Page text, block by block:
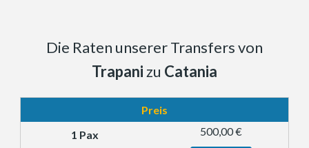
Die Raten unserer Transfers von
Trapani zu Catania
Preis
500,00 €